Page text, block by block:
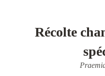
Récolte